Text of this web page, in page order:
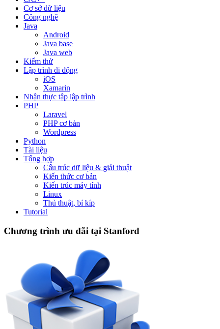
Cơ sở dữ liệu
Công nghệ
Java
Android
Java base
Java web
Kiểm thử
Lập trình di động
iOS
Xamarin
Nhận thực tập lập trình
PHP
Laravel
PHP cơ bản
Wordpress
Python
Tài liệu
Tổng hợp
Cấu trúc dữ liệu & giải thuật
Kiến thức cơ bản
Kiến trúc máy tính
Linux
Thủ thuật, bí kíp
Tutorial
Chương trình ưu đãi tại Stanford